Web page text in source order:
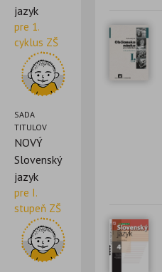
jazyk
pre 1.
cyklus ZŠ
SADA
TITULOV
NOVÝ
Slovenský
jazyk
pre I.
stupeň ZŠ